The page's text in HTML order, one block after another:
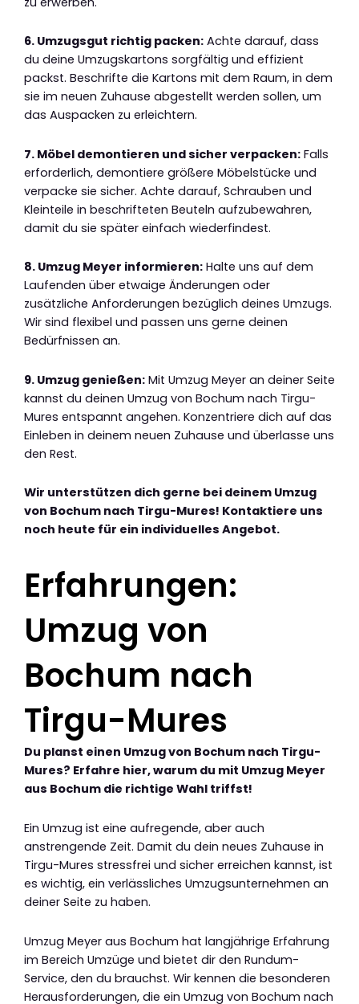
6. Umzugsgut richtig packen: Achte darauf, dass
du deine Umzugskartons sorgfältig und effizient
packst. Beschrifte die Kartons mit dem Raum, in dem
sie im neuen Zuhause abgestellt werden sollen, um
das Auspacken zu erleichtern.
7. Möbel demontieren und sicher verpacken: Falls
erforderlich, demontiere größere Möbelstücke und
verpacke sie sicher. Achte darauf, Schrauben und
Kleinteile in beschrifteten Beuteln aufzubewahren,
damit du sie später einfach wiederfindest.
8. Umzug Meyer informieren: Halte uns auf dem
Laufenden über etwaige Änderungen oder
zusätzliche Anforderungen bezüglich deines Umzugs.
Wir sind flexibel und passen uns gerne deinen
Bedürfnissen an.
9. Umzug genießen: Mit Umzug Meyer an deiner Seite
kannst du deinen Umzug von Bochum nach Tirgu-
Mures entspannt angehen. Konzentriere dich auf das
Einleben in deinem neuen Zuhause und überlasse uns
den Rest.
Wir unterstützen dich gerne bei deinem Umzug
von Bochum nach Tirgu-Mures! Kontaktiere uns
noch heute für ein individuelles Angebot.
Erfahrungen:
Umzug von
Bochum nach
Tirgu-Mures
Du planst einen Umzug von Bochum nach Tirgu-
Mures? Erfahre hier, warum du mit Umzug Meyer
aus Bochum die richtige Wahl triffst!
Ein Umzug ist eine aufregende, aber auch
anstrengende Zeit. Damit du dein neues Zuhause in
Tirgu-Mures stressfrei und sicher erreichen kannst, ist
es wichtig, ein verlässliches Umzugsunternehmen an
deiner Seite zu haben.
Umzug Meyer aus Bochum hat langjährige Erfahrung
im Bereich Umzüge und bietet dir den Rundum-
Service, den du brauchst. Wir kennen die besonderen
Herausforderungen, die ein Umzug von Bochum nach